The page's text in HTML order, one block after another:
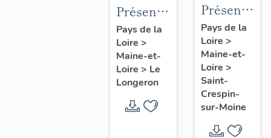
Présentation
du
patrimoine
industriel
de la
commune
du
Pays de la
Loire >
Maine-et-
Loire > Le
Longeron
du
patrimoine
industriel
de la
commune
de Saint-
Crespin-
Pays de la
Loire >
Maine-et-
Loire >
Saint-
Crespin-
sur-Moine